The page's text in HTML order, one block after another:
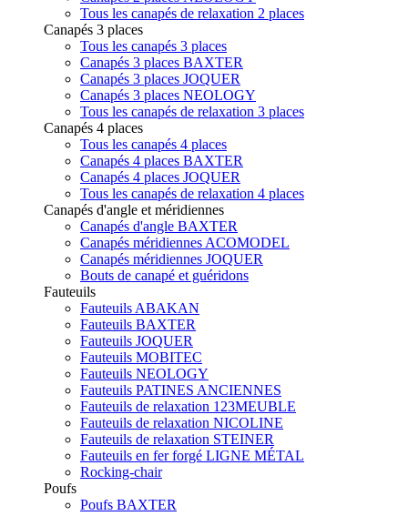
Tous les canapés de relaxation 2 places
Canapés 3 places
Tous les canapés 3 places
Canapés 3 places BAXTER
Canapés 3 places JOQUER
Canapés 3 places NEOLOGY
Tous les canapés de relaxation 3 places
Canapés 4 places
Tous les canapés 4 places
Canapés 4 places BAXTER
Canapés 4 places JOQUER
Tous les canapés de relaxation 4 places
Canapés d'angle et méridiennes
Canapés d'angle BAXTER
Canapés méridiennes ACOMODEL
Canapés méridiennes JOQUER
Bouts de canapé et guéridons
Fauteuils
Fauteuils ABAKAN
Fauteuils BAXTER
Fauteuils JOQUER
Fauteuils MOBITEC
Fauteuils NEOLOGY
Fauteuils PATINES ANCIENNES
Fauteuils de relaxation 123MEUBLE
Fauteuils de relaxation NICOLINE
Fauteuils de relaxation STEINER
Fauteuils en fer forgé LIGNE MÉTAL
Rocking-chair
Poufs
Poufs BAXTER